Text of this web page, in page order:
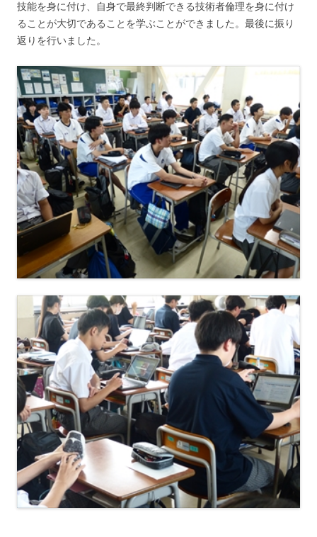
技能を身に付け、自身で最終判断できる技術者倫理を身に付け
ることが大切であることを学ぶことができました。最後に振り
返りを行いました。